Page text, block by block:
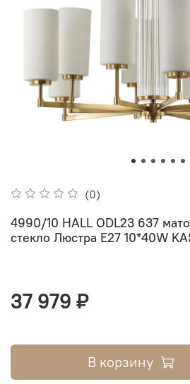
(0)
4990/10 HALL ODL23 637
стекло Люстра E27 10*40W
37 979 ₽
В корзину